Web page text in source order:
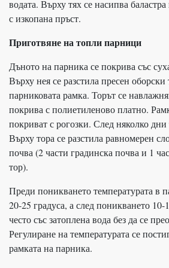
водата. Върху тях се насипва
с изкопана пръст.
Приготвяне на топли парници
Дъното на парника се покрива със
Върху нея се разстила пресен
парниковата рамка. Торът се
покрива с полиетиленово платно.
покриват с рогозки. След няколко дни
Върху тора се разстила равномерен
почва (2 части градинска почва и 1
тор).
Преди поникването температурата в
20-25 градуса, а след поникването
често със затоплена вода без да се
Регулиране на температурата се
рамката на парника.